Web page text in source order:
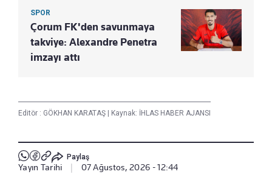
SPOR
Çorum FK'den savunmaya
takviye: Alexandre Penetra
imzayı attı
Editör : GÖKHAN KARATAŞ Kaynak: İHLAS HABER AJANSI
Paylaş
Yayın Tarihi 07 Ağustos, 2026 - 12:44